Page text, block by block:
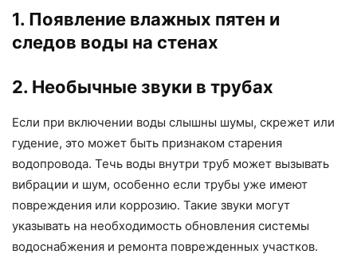
1. Появление влажных пятен и
следов воды на стенах
2. Необычные звуки в трубах
Если при включении воды слышны шумы, скрежет или
гудение, это может быть признаком старения
водопровода. Течь воды внутри труб может вызывать
вибрации и шум, особенно если трубы уже имеют
повреждения или коррозию. Такие звуки могут
указывать на необходимость обновления системы
водоснабжения и ремонта поврежденных участков.